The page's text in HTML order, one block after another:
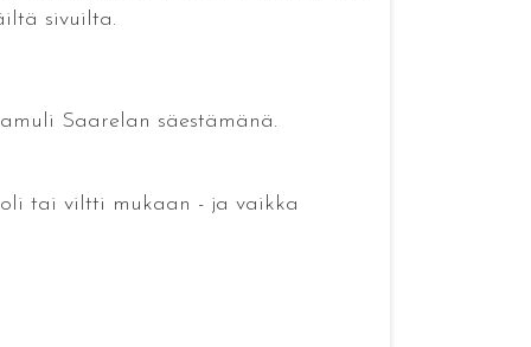
sivuilta.
Saarelan säestämänä.
tai viltti mukaan - ja vaikka